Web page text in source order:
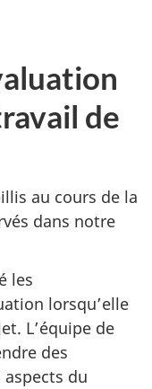
de
au cours de la
dans notre
les
lorsqu’elle
L’équipe de
des
du